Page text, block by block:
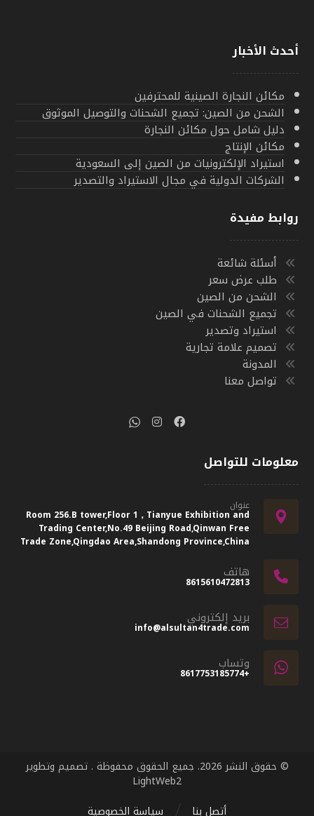
أحدث الأخبار
مكائن النجارة الصينية للمحترفين
الشحن من الصين: تجميع الشحنات والتوصيل الموثوق
دليل شامل حول مكائن النجارة
مكائن الإنتاج
استيراد الإلكترونيات من الصين إلى السعودية
الشركات الدولية في مجال الاستيراد والتصدير
روابط مفيدة
أسئلة شائعة
طلب عرض سعر
الشحن من الصين
تجميع الشحنات في الصين
استيراد وتصدير
تصميم علامة تجارية
المدونة
تواصل معنا
معلومات للتواصل
عنوان
Room 256.B tower,Floor 1，Tianyue Exhibition and
Trading Center,No.49 Beijing Road,Qinwan Free
Trade Zone,Qingdao Area,Shandong Province,China
هاتف
8615610472813
بريد إلكتروني
info@alsultan4trade.com
وتساب
+8617753185774
© حقوق النشر 2026. جميع الحقوق محفوظة . تصميم وتطوير
LightWeb2
سياسة الخصوصية
أتصل بنا